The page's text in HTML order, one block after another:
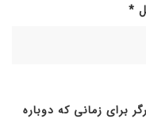
*
برای زمانی که دوباره